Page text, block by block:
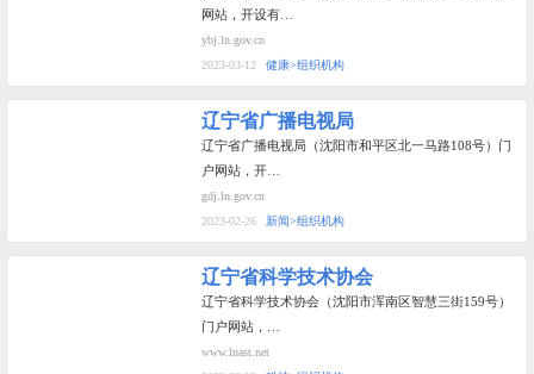
网站，开设有…
ybj.ln.gov.cn
2023-03-12
健康>组织机构
辽宁省广播电视局
辽宁省广播电视局（沈阳市和平区北一马路108号）门
户网站，开…
gdj.ln.gov.cn
2023-02-26
新闻>组织机构
辽宁省科学技术协会
辽宁省科学技术协会（沈阳市浑南区智慧三街159号）
门户网站，…
www.lnast.net